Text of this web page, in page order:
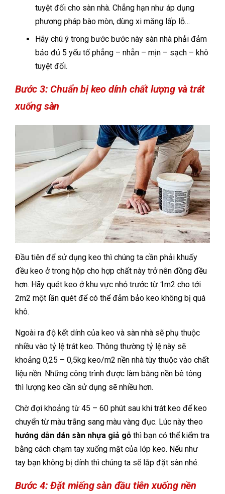
tuyệt đối cho sàn nhà. Chẳng hạn như áp dụng
phương pháp bào mòn, dùng xi măng lấp lỗ…
Hãy chú ý trong bước bước này sàn nhà phải đảm
bảo đủ 5 yếu tố phẳng – nhẵn – mịn – sạch – khô
tuyệt đối.
Bước 3: Chuẩn bị keo dính chất lượng và trát
xuống sàn
Đầu tiên để sử dụng keo thì chúng ta cần phải khuấy
đều keo ở trong hộp cho hợp chất này trở nên đồng đều
hơn. Hãy quét keo ở khu vực nhỏ trước từ 1m2 cho tới
2m2 một lần quét để có thể đảm bảo keo không bị quá
khô.
Ngoài ra độ kết dính của keo và sàn nhà sẽ phụ thuộc
nhiều vào tỷ lệ trát keo. Thông thường tỷ lệ này sẽ
khoảng 0,25 – 0,5kg keo/m2 nền nhà tùy thuộc vào chất
liệu nền. Những công trình được làm bằng nền bê tông
thì lượng keo cần sử dụng sẽ nhiều hơn.
Chờ đợi khoảng từ 45 – 60 phút sau khi trát keo để keo
chuyển từ màu trắng sang màu vàng đục. Lúc này theo
hướng dẫn dán sàn nhựa giả gỗ thì bạn có thể kiểm tra
bằng cách chạm tay xuống mặt của lớp keo. Nếu như
tay bạn không bị dính thì chúng ta sẽ lắp đặt sàn nhé.
Bước 4: Đặt miếng sàn đầu tiên xuống nền